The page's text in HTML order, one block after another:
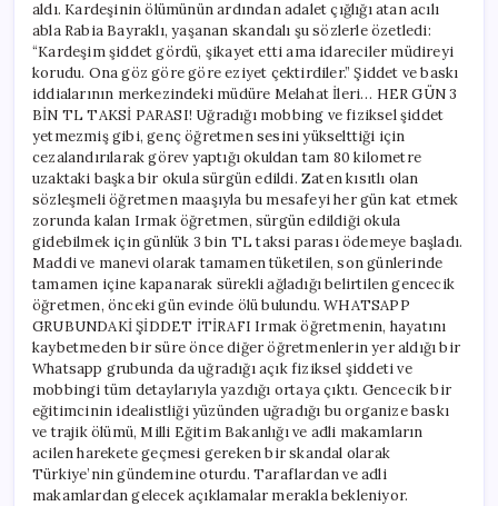
aldı. Kardeşinin ölümünün ardından adalet çığlığı atan acılı
abla Rabia Bayraklı, yaşanan skandalı şu sözlerle özetledi:
“Kardeşim şiddet gördü, şikayet etti ama idareciler müdireyi
korudu. Ona göz göre göre eziyet çektirdiler.” Şiddet ve baskı
iddialarının merkezindeki müdüre Melahat İleri… HER GÜN 3
BİN TL TAKSİ PARASI! Uğradığı mobbing ve fiziksel şiddet
yetmezmiş gibi, genç öğretmen sesini yükselttiği için
cezalandırılarak görev yaptığı okuldan tam 80 kilometre
uzaktaki başka bir okula sürgün edildi. Zaten kısıtlı olan
sözleşmeli öğretmen maaşıyla bu mesafeyi her gün kat etmek
zorunda kalan Irmak öğretmen, sürgün edildiği okula
gidebilmek için günlük 3 bin TL taksi parası ödemeye başladı.
Maddi ve manevi olarak tamamen tüketilen, son günlerinde
tamamen içine kapanarak sürekli ağladığı belirtilen gencecik
öğretmen, önceki gün evinde ölü bulundu. WHATSAPP
GRUBUNDAKİ ŞİDDET İTİRAFI Irmak öğretmenin, hayatını
kaybetmeden bir süre önce diğer öğretmenlerin yer aldığı bir
Whatsapp grubunda da uğradığı açık fiziksel şiddeti ve
mobbingi tüm detaylarıyla yazdığı ortaya çıktı. Gencecik bir
eğitimcinin idealistliği yüzünden uğradığı bu organize baskı
ve trajik ölümü, Milli Eğitim Bakanlığı ve adli makamların
acilen harekete geçmesi gereken bir skandal olarak
Türkiye’nin gündemine oturdu. Taraflardan ve adli
makamlardan gelecek açıklamalar merakla bekleniyor.